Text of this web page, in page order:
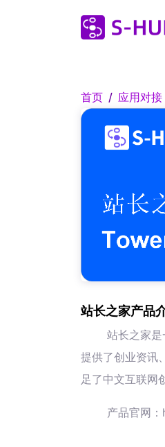
首页 应用对接
站长之家产品
站长之家
提供了创业资讯
足了中文互联网
产品官网